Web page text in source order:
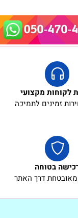
לקוחות מקצועי
זמינים לתמיכה
בטוחה
דרך האתר